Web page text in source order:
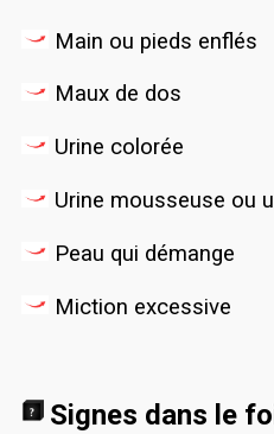
Main ou pieds enflés
Maux de dos
Urine colorée
Urine mousseuse ou
Peau qui démange
Miction excessive
Signes dans le